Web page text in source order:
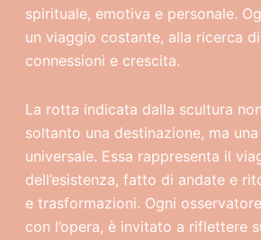
spirituale, emotiva e personale.
un viaggio costante, alla ricerca
connessioni e crescita.
La rotta indicata dalla scultura
soltanto una destinazione, ma
universale. Essa rappresenta il
dell’esistenza, fatto di andate e
e trasformazioni. Ogni
con l’opera, è invitato a riflettere